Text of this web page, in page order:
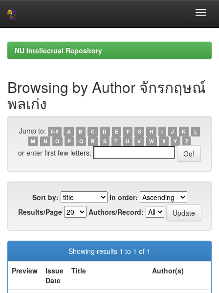
navigationNU Intellectual Repository
Browsing by Author จักรกฤษณ์
พลเก่ง
Jump to: 0-9 A B C D E F G H I J K
L
M
N O P Q R S T U V W X Y Z
or enter first few letters:
Sort by:
In order:
Results/Page
Authors/Record:
Showing results 1 to 1 of 1
Preview
Issue
Date
Title Author(s)